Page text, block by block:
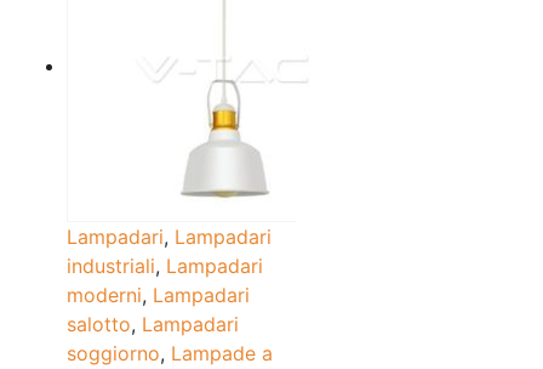
Lampadari, Lampadari
industriali, Lampadari
moderni, Lampadari
salotto, Lampadari
soggiorno, Lampade a